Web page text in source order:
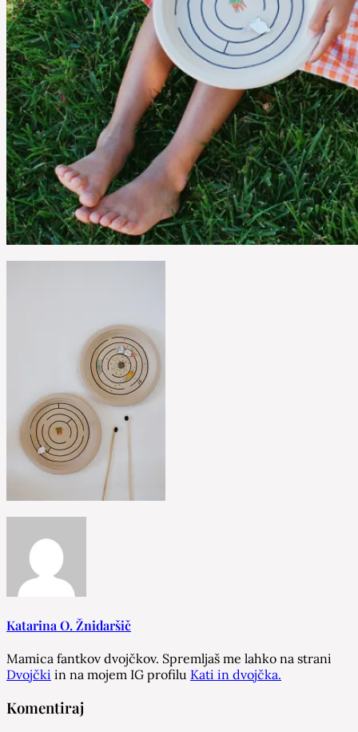
Katarina O. Žnidaršič
Mamica fantkov dvojčkov. Spremljaš me lahko na strani
Dvojčki in na mojem IG profilu Kati in dvojčka.
Komentiraj